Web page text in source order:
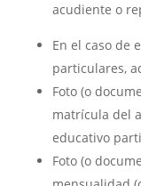
acudiente o
En el caso de
particulares,
Foto (o
matrícula del
educativo
Foto (o